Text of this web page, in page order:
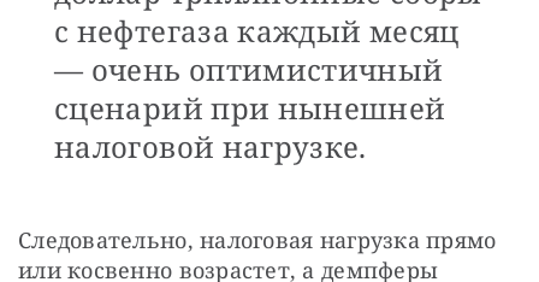
с нефтегаза каждый месяц
— очень оптимистичный
сценарий при нынешней
налоговой нагрузке.
Следовательно, налоговая нагрузка прямо
или косвенно возрастет, а демпферы